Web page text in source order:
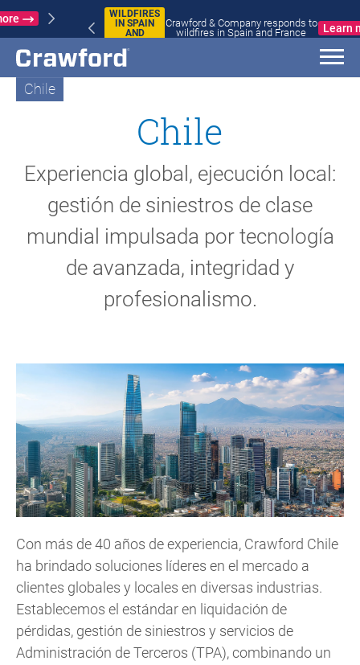
WILDFIRES
IN SPAIN
Crawford & Company responds to
wildfires in Spain and France
Learn more
Chile
Chile
Experiencia global, ejecución local:
gestión de siniestros de clase
mundial impulsada por tecnología
de avanzada, integridad y
profesionalismo.
Con más de 40 años de experiencia, Crawford Chile
ha brindado soluciones líderes en el mercado a
clientes globales y locales en diversas industrias.
Establecemos el estándar en liquidación de
pérdidas, gestión de siniestros y servicios de
Administración de Terceros (TPA), combinando un